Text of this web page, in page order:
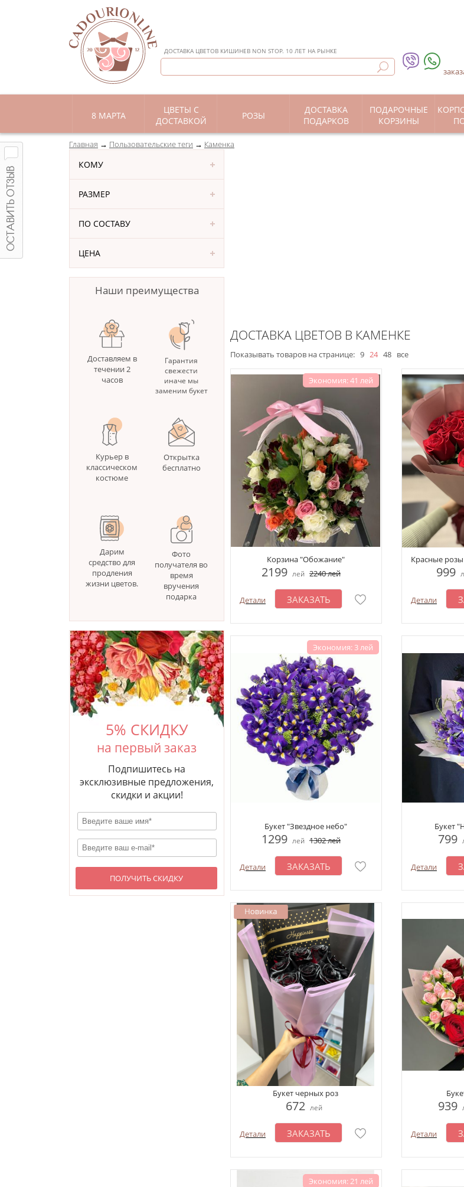
ДОСТАВКА ЦВЕТОВ КИШИНЕВ NON STOP. 10 ЛЕТ НА РЫНКЕ
8 МАРТА
ЦВЕТЫ С
ДОСТАВКОЙ
РОЗЫ
ДОСТАВКА
ПОДАРКОВ
ПОДАРОЧНЫЕ
КОРЗИНЫ
Главная Пользовательские теги Каменка
КОМУ
РАЗМЕР
ПО СОСТАВУ
ЦЕНА
Наши преимущества
Доставляем в
течении 2
часов
Гарантия
свежести
иначе мы
заменим букет
Курьер в
классическом
костюме
Открытка
бесплатно
Дарим
средство для
продления
жизни цветов.
Фото
получателя во
время
вручения
подарка
5% СКИДКУ
на первый заказ
Подпишитесь на
эксклюзивные предложения,
скидки и акции!
ПОЛУЧИТЬ СКИДКУ
ДОСТАВКА ЦВЕТОВ В КАМЕНКЕ
Показывать товаров на странице: 9 24 48 все
Экономия: 41 лей
Корзина "Обожание"
2199 лей 2240лей
Детали ЗАКАЗАТЬ
Красные
999
Детали
Экономия: 3 лей
Букет "Звездное небо"
1299 лей 1302лей
Детали ЗАКАЗАТЬ
Букет
799
Детали
Букет черных роз
672 лей
Детали ЗАКАЗАТЬ
939
Детали
Экономия: 21 лей